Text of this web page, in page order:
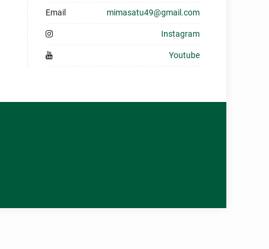
Email mimasatu49@gmail.com
Instagram
Youtube